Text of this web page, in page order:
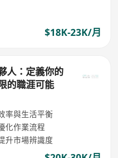
$18K-23K/月
人：定義你的
的職涯可能
率與生活平衡
化作業流程
升市場辨識度